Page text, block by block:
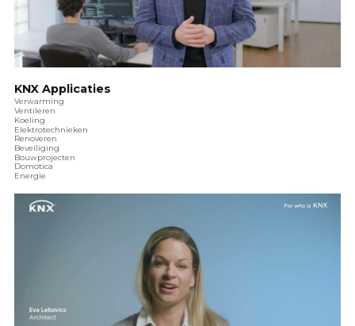
KNX Applicaties
Verwarming
Ventileren
Koeling
Elektrotechnieken
Renoveren
Beveiliging
Bouwprojecten
Domotica
Energie